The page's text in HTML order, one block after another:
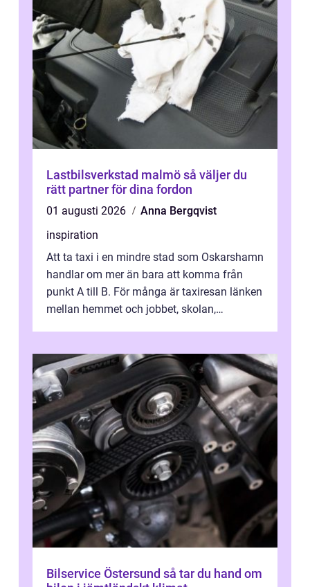
Lastbilsverkstad malmö så väljer du
rätt partner för dina fordon
01 augusti 2026
Anna Bergqvist
inspiration
Att ta taxi i en mindre stad som Oskarshamn
handlar om mer än bara att komma från
punkt A till B. För många är taxiresan länken
mellan hemmet och jobbet, skolan,
Bilservice Östersund så tar du hand om